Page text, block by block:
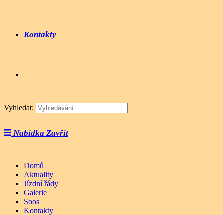
Kontakty
Vyhledat:
Nabídka Zavřít
Domů
Aktuality
Jízdní řády
Galerie
Soos
Kontakty